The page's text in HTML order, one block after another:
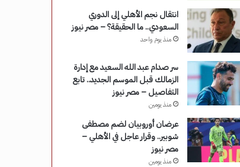
انتقال نجم الأهلي إلى الدوري
السعودي.. ما الحقيقة؟ – مصر نيوز
منذ يوم واحد
سر صدام عبد الله السعيد مع إدارة
الزمالك قبل الموسم الجديد.. تابع
التفاصيل – مصر نيوز
منذ يومين
عرضان أوروبيان لضم مصطفى
شوبير.. وقرار عاجل في الأهلي –
مصر نيوز
منذ يومين